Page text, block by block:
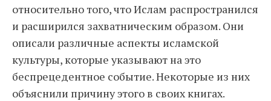
относительно того, что Ислам распространился
и расширился захватническим образом. Они
описали различные аспекты исламской
культуры, которые указывают на это
беспрецедентное событие. Некоторые из них
объяснили причину этого в своих книгах.